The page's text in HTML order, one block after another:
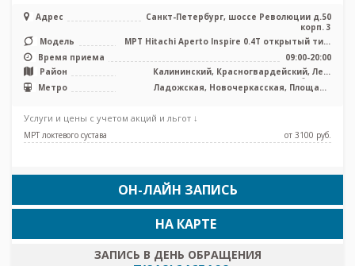
Адрес
Санкт-Петербург, шоссе Революции д.50
корп. 3
Модель
МРТ Hitachi Aperto Inspire 0.4T открытый тип,
Время приема
09:00-20:00
Район
Калининский, Красногвардейский, Лен.
область
Метро
Ладожская, Новочеркасская, Площадь
Услуги и цены с учетом акций и льгот ↓
МРТ локтевого сустава от 3100 pуб.
ОН-ЛАЙН ЗАПИСЬ
ЗАПИСЬ В ДЕНЬ ОБРАЩЕНИЯ
НА КАРТЕ